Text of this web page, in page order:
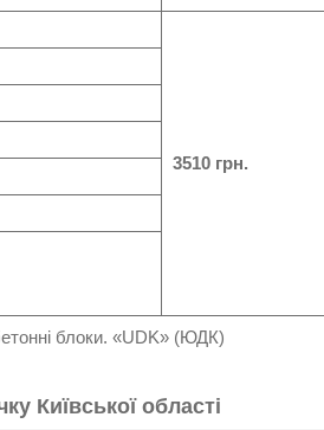
3510 грн.
блоки. «UDK» (ЮДК)
Київської області